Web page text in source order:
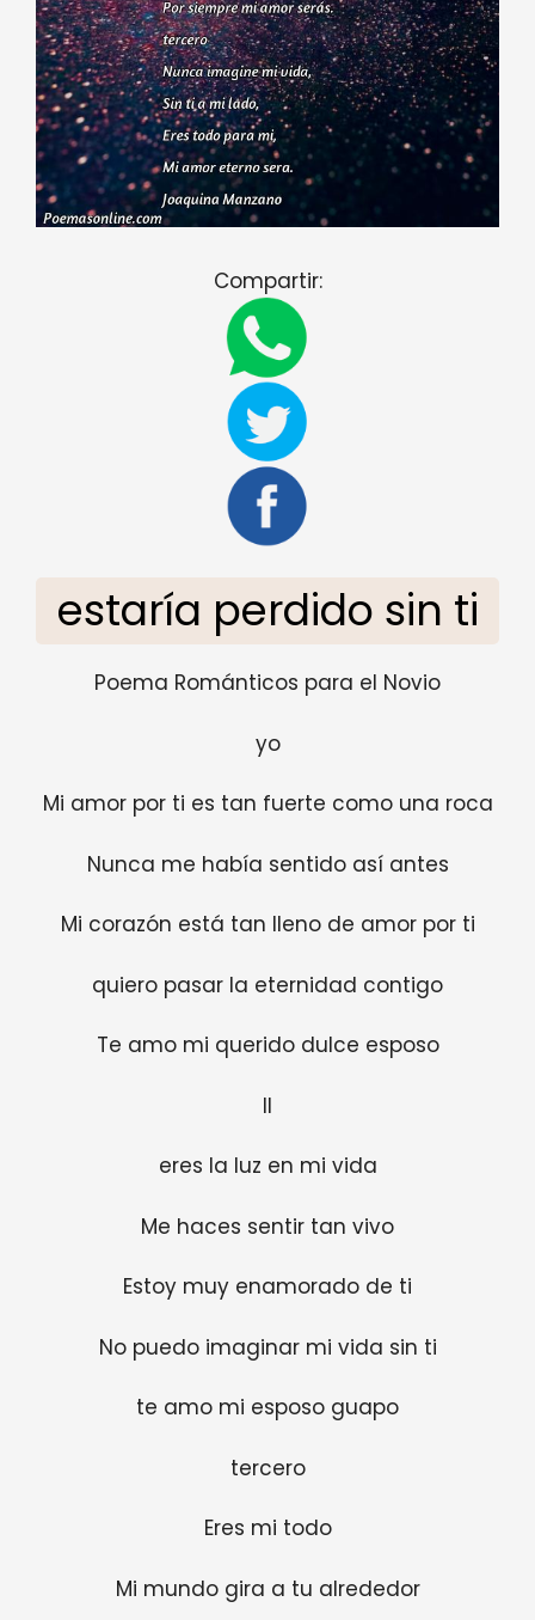
Compartir:
estaría perdido sin ti
Poema Románticos para el Novio
yo
Mi amor por ti es tan fuerte como una roca
Nunca me había sentido así antes
Mi corazón está tan lleno de amor por ti
quiero pasar la eternidad contigo
Te amo mi querido dulce esposo
II
eres la luz en mi vida
Me haces sentir tan vivo
Estoy muy enamorado de ti
No puedo imaginar mi vida sin ti
te amo mi esposo guapo
tercero
Eres mi todo
Mi mundo gira a tu alrededor